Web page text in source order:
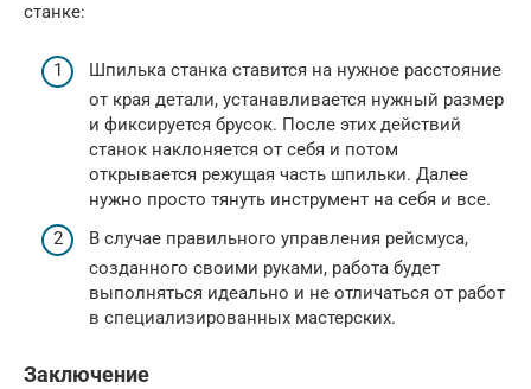
станке:
Шпилька станка ставится на нужное расстояние
от края детали, устанавливается нужный размер
и фиксируется брусок. После этих действий
станок наклоняется от себя и потом
открывается режущая часть шпильки. Далее
нужно просто тянуть инструмент на себя и все.
В случае правильного управления рейсмуса,
созданного своими руками, работа будет
выполняться идеально и не отличаться от работ
в специализированных мастерских.
Заключение